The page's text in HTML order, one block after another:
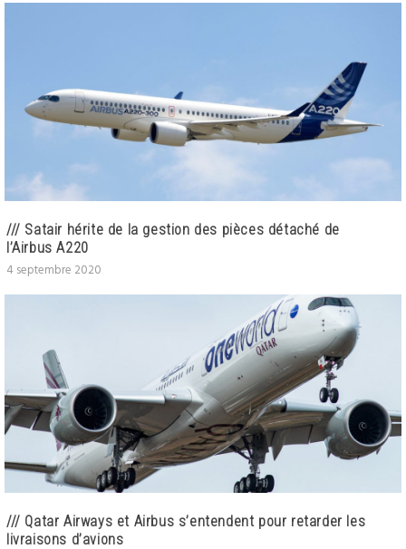
/// Satair hérite de la gestion des pièces détaché de
l’Airbus A220
4 septembre 2020
/// Qatar Airways et Airbus s’entendent pour retarder les
livraisons d’avions